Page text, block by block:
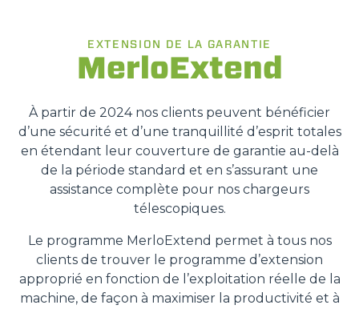
EXTENSION DE LA GARANTIE
MerloExtend
À partir de 2024 nos clients peuvent bénéficier
d’une sécurité et d’une tranquillité d’esprit totales
en étendant leur couverture de garantie au-delà
de la période standard et en s’assurant une
assistance complète pour nos chargeurs
télescopiques.
Le programme MerloExtend permet à tous nos
clients de trouver le programme d’extension
approprié en fonction de l’exploitation réelle de la
machine, de façon à maximiser la productivité et à